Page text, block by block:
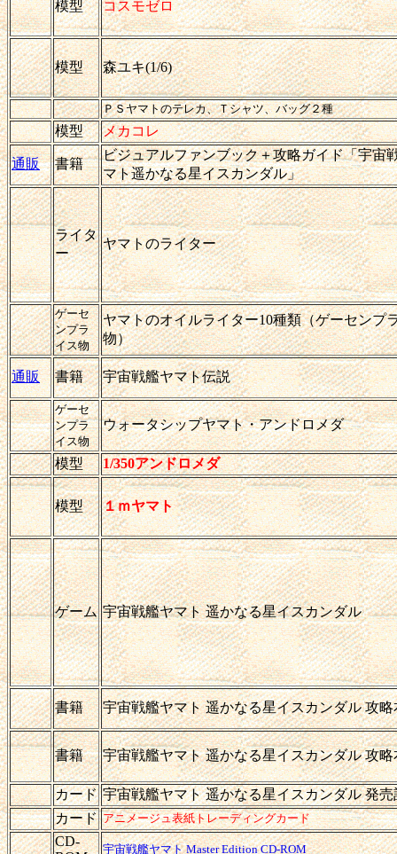
模型 コスモゼロ
模型 森ユキ(1/6)
ＰＳヤマトのテレカ、Ｔシャツ、バッグ２種
模型 メカコレ
通販 書籍
ビジュアルファンブック＋攻略ガイド「宇宙
マト遥かなる星イスカンダル」
ライタ
ー
ヤマトのライター
ゲーセ
ンプラ
イス物
ヤマトのオイルライター10種類（ゲーセンプ
物）
通販 書籍 宇宙戦艦ヤマト伝説
ゲーセ
ンプラ
イス物
ウォータシップヤマト・アンドロメダ
模型 1/350アンドロメダ
模型 １ｍヤマト
ゲーム 宇宙戦艦ヤマト 遥かなる星イスカンダル
書籍 宇宙戦艦ヤマト 遥かなる星イスカンダル 攻略
書籍 宇宙戦艦ヤマト 遥かなる星イスカンダル 攻略
カード 宇宙戦艦ヤマト 遥かなる星イスカンダル 発売
カード アニメージュ表紙トレーディングカード
CD-
宇宙戦艦ヤマト Master Edition CD-ROM